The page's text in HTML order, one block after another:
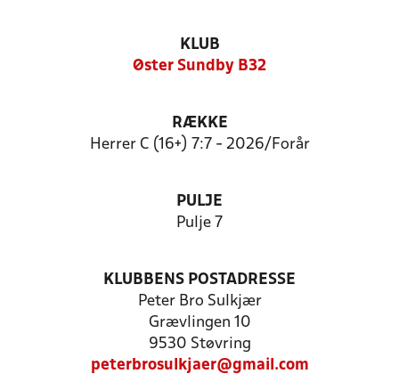
KLUB
Øster Sundby B32
RÆKKE
Herrer C (16+) 7:7 - 2026/Forår
PULJE
Pulje 7
KLUBBENS POSTADRESSE
Peter Bro Sulkjær
Grævlingen 10
9530 Støvring
peterbrosulkjaer@gmail.com